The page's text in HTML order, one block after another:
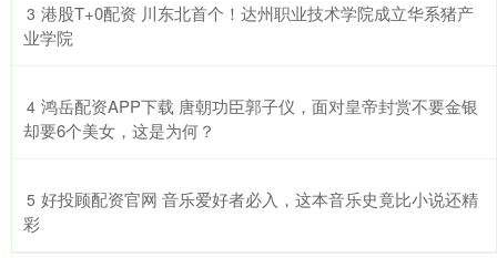
3 ​港股T+0配资 川东北首个！达州职业技术学院成立华系猪产
业学院
4 ​鸿岳配资APP下载 唐朝功臣郭子仪，面对皇帝封赏不要金银
却要6个美女，这是为何？
5 ​好投顾配资官网 音乐爱好者必入，这本音乐史竟比小说还精
彩